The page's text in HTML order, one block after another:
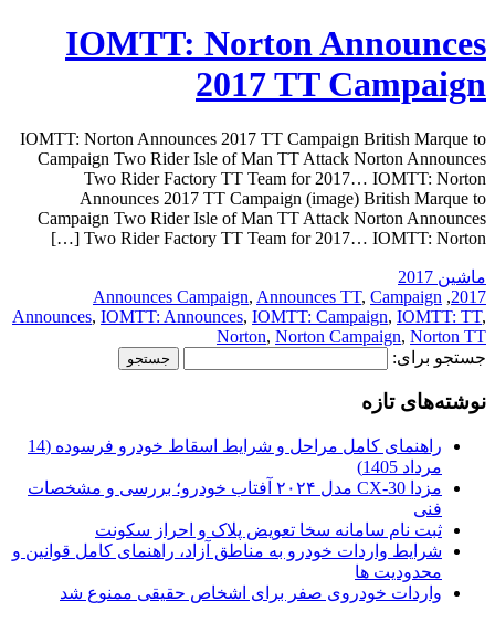
IOMTT: Norton Announces
2017 TT Campaign
IOMTT: Norton Announces 2017 TT Campaign British Marque to
Campaign Two Rider Isle of Man TT Attack Norton Announces
Two Rider Factory TT Team for 2017… IOMTT: Norton
Announces 2017 TT Campaign (image) British Marque to
Campaign Two Rider Isle of Man TT Attack Norton Announces
Two Rider Factory TT Team for 2017… IOMTT: Norton […]
ماشین 2017
2017
,
Announces Campaign, Announces TT, Campaign
Announces, IOMTT: Announces, IOMTT: Campaign, IOMTT: TT,
Norton, Norton Campaign, Norton TT
جستجو برای:
نوشته‌های تازه
راهنمای کامل مراحل و شرایط اسقاط خودرو فرسوده (14
مرداد 1405)
مزدا CX-30 مدل ۲۰۲۴ آفتاب خودرو؛ بررسی و مشخصات
فنی
ثبت نام سامانه سخا تعویض پلاک و احراز سکونت
شرایط واردات خودرو به مناطق آزاد، راهنمای کامل قوانین و
محدودیت ها
واردات خودروی صفر برای اشخاص حقیقی ممنوع شد